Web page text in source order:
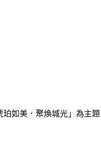
如美．聚煥城光」為主